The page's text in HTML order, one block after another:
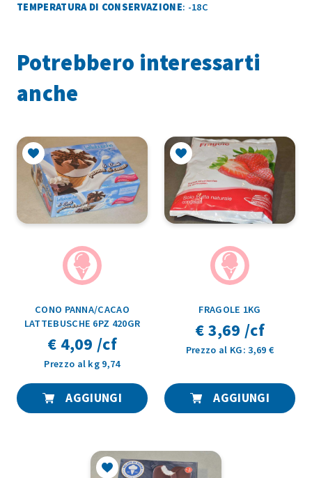
TEMPERATURA DI CONSERVAZIONE: -18C
Potrebbero interessarti
anche
CONO PANNA/CACAO
LATTEBUSCHE 6PZ 420GR
€ 4,09 /cf
Prezzo al kg 9,74
AGGIUNGI
FRAGOLE 1KG
€ 3,69 /cf
Prezzo al KG: 3,69 €
AGGIUNGI